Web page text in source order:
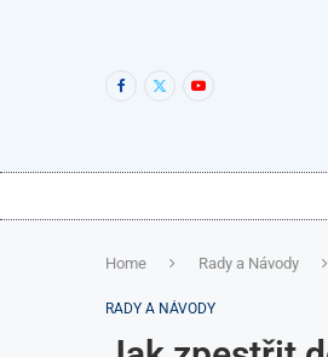
Home Rady a Návody
RADY A NÁVODY